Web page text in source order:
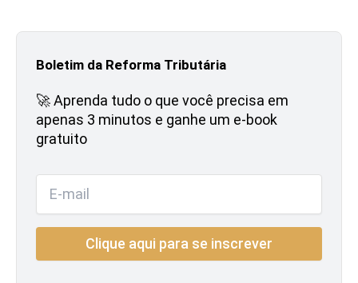
Boletim da Reforma Tributária
🚀 Aprenda tudo o que você precisa em
apenas 3 minutos e ganhe um e-book
gratuito